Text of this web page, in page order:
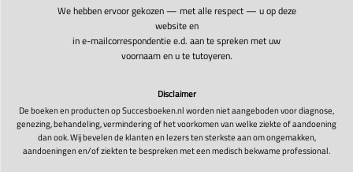
We hebben ervoor gekozen — met alle respect — u op deze
website en
in e-mailcorrespondentie e.d. aan te spreken met uw
voornaam en u te tutoyeren.
Disclaimer
De boeken en producten op Succesboeken.nl worden niet aangeboden voor diagnose,
genezing, behandeling, vermindering of het voorkomen van welke ziekte of aandoening
dan ook. Wij bevelen de klanten en lezers ten sterkste aan om ongemakken,
aandoeningen en/of ziekten te bespreken met een medisch bekwame professional.